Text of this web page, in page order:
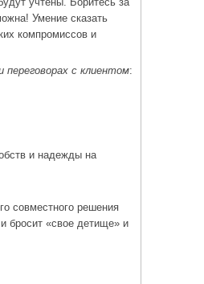
Умение сказать
компромиссов и
переговорах с клиентом:
и надежды на
совместного решения
бросит «свое детище» и